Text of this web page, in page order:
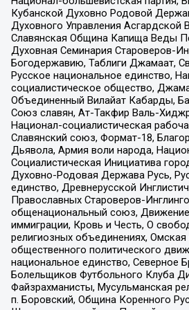
Кубанской Духовно Родовой
Духовного Управления Асгардской
Славянская Община Капища Веды
Духовная Семинария Староверов-
Богодержавию, Таблиги Джамаат,
Русское национальное единство,
социалистическое общество,
Объединенный Вилайат Кабарды,
Союз славян, Ат-Такфир Валь-
Национал-социалистическая
Славянский союз, Формат-18,
Дьявола, Армия воли народа,
Социалистическая Инициатива
Духовно-Родовая Держава Русь,
единство, Древнерусской
Православных Староверов-
общенациональный союз, Движение
иммиграции, Кровь и Честь, О
религиозных объединениях, Омская
общественного политического
национальное единство, Северное
Болельщиков Футбольного Клуба
Файзрахманисты, Мусульманская
п. Боровский, Община Коренного